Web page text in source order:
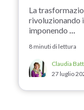
La
rivoluzionando
imponendo ...
8 minuti di lettura
Claudia
27 luglio